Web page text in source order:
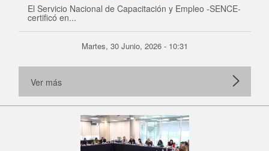
El Servicio Nacional de Capacitación y Empleo -SENCE-
certificó en...
Martes, 30 Junio, 2026 - 10:31
Ver más